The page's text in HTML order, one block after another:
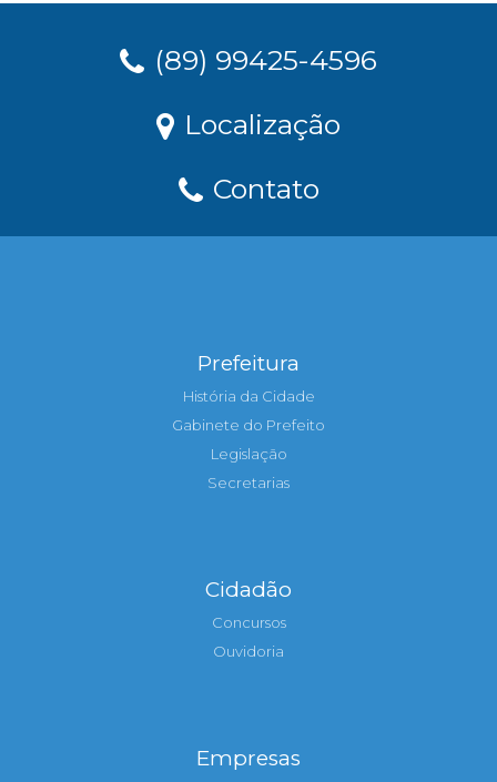
(89) 99425-4596
Localização
Contato
Prefeitura
História da Cidade
Gabinete do Prefeito
Legislação
Secretarias
Cidadão
Concursos
Ouvidoria
Empresas